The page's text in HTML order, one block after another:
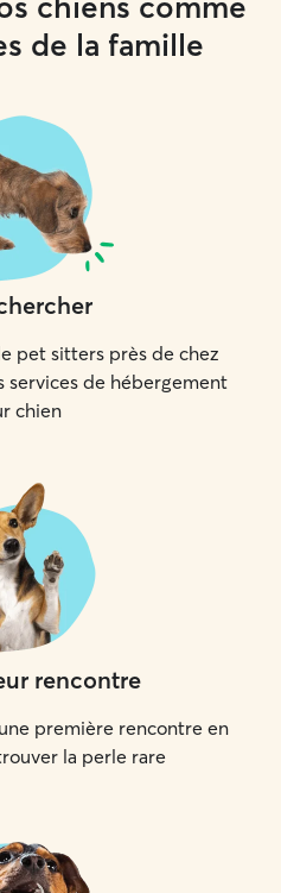
de la famille
pet sitters près de chez
services de hébergement
chien
rencontre
première rencontre en
la perle rare